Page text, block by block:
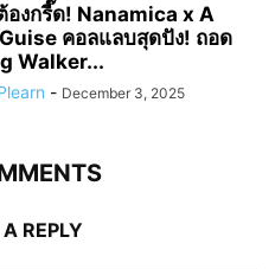
องกรี๊ด! Nanamica x A
คอลแลบสุดปัง! ถอด
Walker...
- December 3, 2025
REPLY